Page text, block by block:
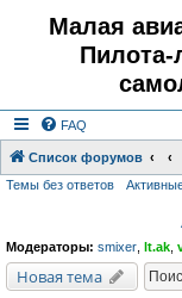
Малая
FAQ
Список форумов
Темы без ответов
Модераторы: smixer lt.ak
Новая тема